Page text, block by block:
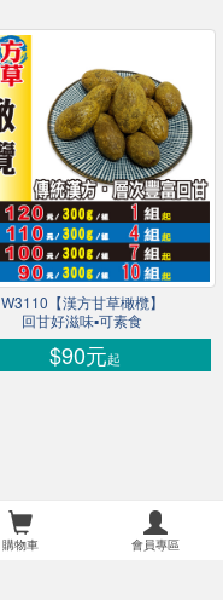
W3110【漢方甘草橄欖】
回甘好滋味▪可素食
$90元起
購物車 會員專區